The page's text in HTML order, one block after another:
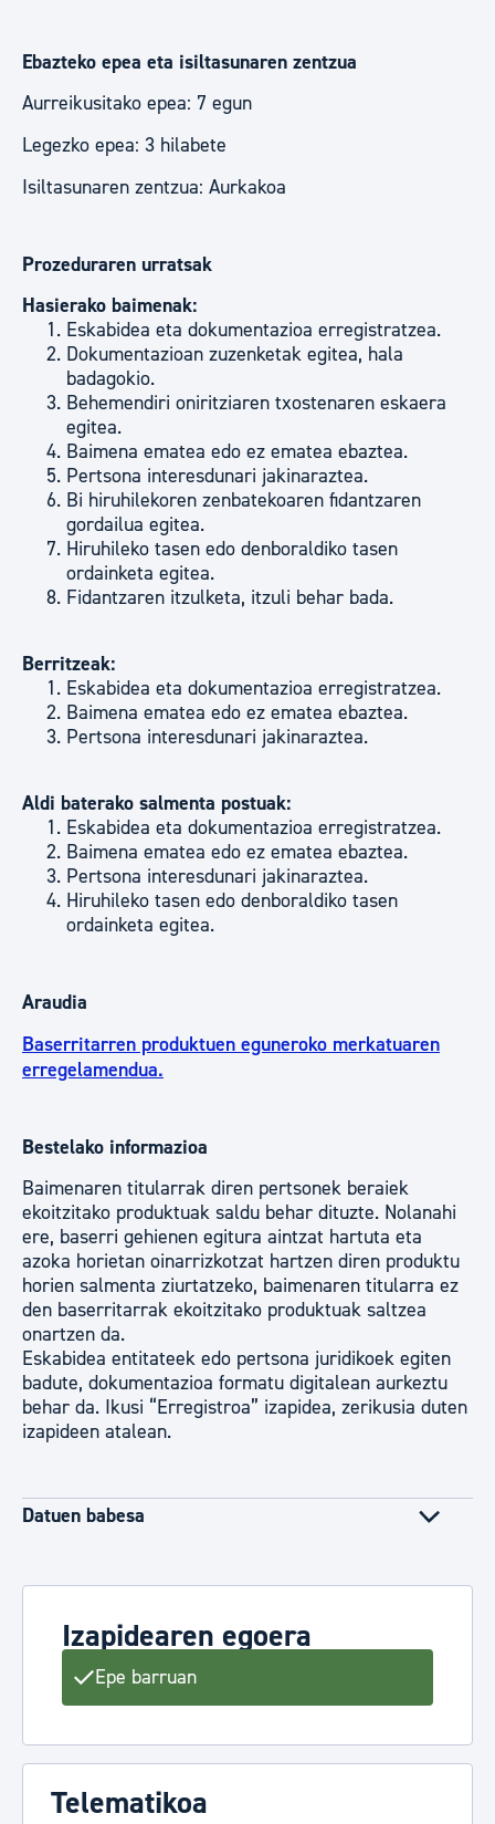
Ebazteko epea eta isiltasunaren zentzua
Aurreikusitako epea: 7 egun
Legezko epea: 3 hilabete
Isiltasunaren zentzua: Aurkakoa
Prozeduraren urratsak
Hasierako baimenak:
Eskabidea eta dokumentazioa erregistratzea.
Dokumentazioan zuzenketak egitea, hala
badagokio.
Behemendiri oniritziaren txostenaren eskaera
egitea.
Baimena ematea edo ez ematea ebaztea.
Pertsona interesdunari jakinaraztea.
Bi hiruhilekoren zenbatekoaren fidantzaren
gordailua egitea.
Hiruhileko tasen edo denboraldiko tasen
ordainketa egitea.
Fidantzaren itzulketa, itzuli behar bada.
Berritzeak:
Eskabidea eta dokumentazioa erregistratzea.
Baimena ematea edo ez ematea ebaztea.
Pertsona interesdunari jakinaraztea.
Aldi baterako salmenta postuak:
Eskabidea eta dokumentazioa erregistratzea.
Baimena ematea edo ez ematea ebaztea.
Pertsona interesdunari jakinaraztea.
Hiruhileko tasen edo denboraldiko tasen
ordainketa egitea.
Araudia
Baserritarren produktuen eguneroko merkatuaren
erregelamendua.
Bestelako informazioa
Baimenaren titularrak diren pertsonek beraiek
ekoitzitako produktuak saldu behar dituzte. Nolanahi
ere, baserri gehienen egitura aintzat hartuta eta
azoka horietan oinarrizkotzat hartzen diren produktu
horien salmenta ziurtatzeko, baimenaren titularra ez
den baserritarrak ekoitzitako produktuak saltzea
onartzen da.
Eskabidea entitateek edo pertsona juridikoek egiten
badute, dokumentazioa formatu digitalean aurkeztu
behar da. Ikusi “Erregistroa” izapidea, zerikusia duten
izapideen atalean.
Datuen babesa
Izapidearen egoera
Epe barruan
Telematikoa